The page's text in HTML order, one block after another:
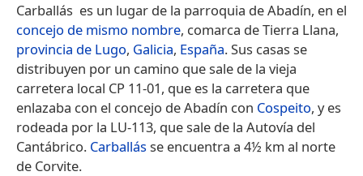
Carballás​ ​ es un lugar de la parroquia de Abadín, en el
concejo de mismo nombre, comarca de Tierra Llana,
provincia de Lugo, Galicia, España. Sus casas se
distribuyen por un camino que sale de la vieja
carretera local CP 11-01, que es la carretera que
enlazaba con el concejo de Abadín con Cospeito, y es
rodeada por la LU-113, que sale de la Autovía del
Cantábrico. Carballásse encuentra a 4½ km al norte
de Corvite.